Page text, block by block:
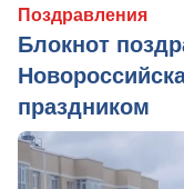
Поздравления
Блокнот
праздником